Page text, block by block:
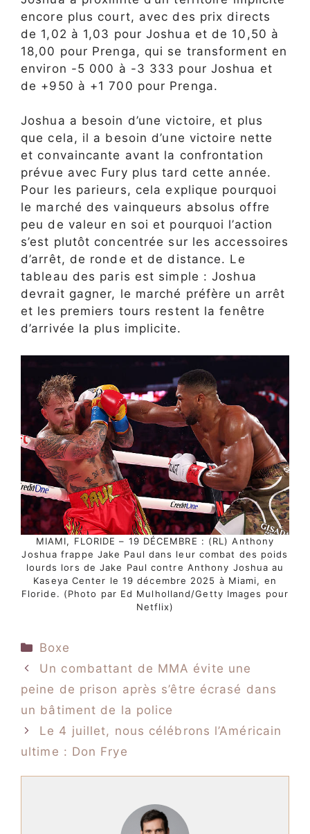
encore plus court, avec des prix directs
de 1,02 à 1,03 pour Joshua et de 10,50 à
18,00 pour Prenga, qui se transforment en
environ -5 000 à -3 333 pour Joshua et
de +950 à +1 700 pour Prenga.
Joshua a besoin d’une victoire, et plus
que cela, il a besoin d’une victoire nette
et convaincante avant la confrontation
prévue avec Fury plus tard cette année.
Pour les parieurs, cela explique pourquoi
le marché des vainqueurs absolus offre
peu de valeur en soi et pourquoi l’action
s’est plutôt concentrée sur les accessoires
d’arrêt, de ronde et de distance. Le
tableau des paris est simple : Joshua
devrait gagner, le marché préfère un arrêt
et les premiers tours restent la fenêtre
d’arrivée la plus implicite.
MIAMI, FLORIDE – 19 DÉCEMBRE : (RL) Anthony
Joshua frappe Jake Paul dans leur combat des poids
lourds lors de Jake Paul contre Anthony Joshua au
Kaseya Center le 19 décembre 2025 à Miami, en
Floride. (Photo par Ed Mulholland/Getty Images pour
Netflix)
Catégories
Boxe
Un combattant de MMA évite une
peine de prison après s’être écrasé dans
un bâtiment de la police
Le 4 juillet, nous célébrons l’Américain
ultime : Don Frye